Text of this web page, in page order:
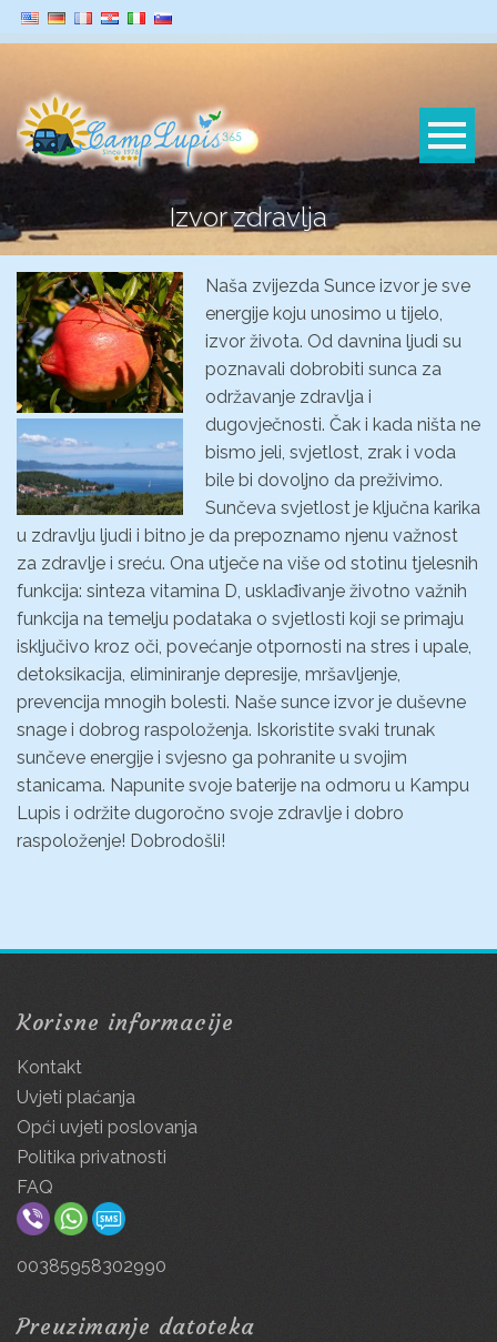
Izvor zdravlja
Naša zvijezda Sunce izvor je sve
energije koju unosimo u tijelo,
izvor života. Od davnina ljudi su
poznavali dobrobiti sunca za
održavanje zdravlja i
dugovječnosti. Čak i kada ništa ne
bismo jeli, svjetlost, zrak i voda
bile bi dovoljno da preživimo.
Sunčeva svjetlost je ključna karika
u zdravlju ljudi i bitno je da prepoznamo njenu važnost
za zdravlje i sreću. Ona utječe na više od stotinu tjelesnih
funkcija: sinteza vitamina D, usklađivanje životno važnih
funkcija na temelju podataka o svjetlosti koji se primaju
isključivo kroz oči, povećanje otpornosti na stres i upale,
detoksikacija, eliminiranje depresije, mršavljenje,
prevencija mnogih bolesti. Naše sunce izvor je duševne
snage i dobrog raspoloženja. Iskoristite svaki trunak
sunčeve energije i svjesno ga pohranite u svojim
stanicama. Napunite svoje baterije na odmoru u Kampu
Lupis i održite dugoročno svoje zdravlje i dobro
raspoloženje! Dobrodošli!
Korisne informacije
Kontakt
Uvjeti plaćanja
Opći uvjeti poslovanja
Politika privatnosti
FAQ
00385958302990
Preuzimanje datoteka